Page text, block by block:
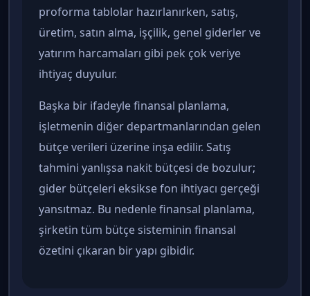
proforma tablolar hazırlanırken, satış,
üretim, satın alma, işçilik, genel giderler ve
yatırım harcamaları gibi pek çok veriye
ihtiyaç duyulur.
Başka bir ifadeyle finansal planlama,
işletmenin diğer departmanlarından gelen
bütçe verileri üzerine inşa edilir. Satış
tahmini yanlışsa nakit bütçesi de bozulur;
gider bütçeleri eksikse fon ihtiyacı gerçeği
yansıtmaz. Bu nedenle finansal planlama,
şirketin tüm bütçe sisteminin finansal
özetini çıkaran bir yapı gibidir.